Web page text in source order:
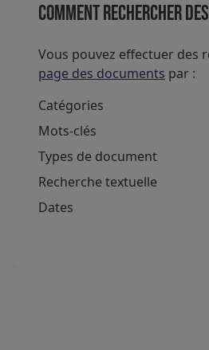
Comment rechercher
Vous pouvez effectuer des
page des documents par :
Catégories
Mots-clés
Types de document
Recherche textuelle
Dates